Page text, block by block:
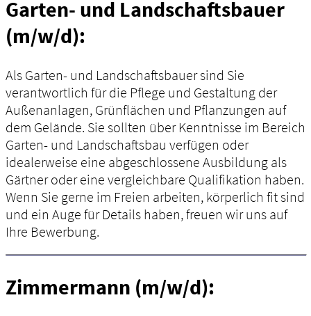
Garten- und Landschaftsbauer
(m/w/d):
Als Garten- und Landschaftsbauer sind Sie
verantwortlich für die Pflege und Gestaltung der
Außenanlagen, Grünflächen und Pflanzungen auf
dem Gelände. Sie sollten über Kenntnisse im Bereich
Garten- und Landschaftsbau verfügen oder
idealerweise eine abgeschlossene Ausbildung als
Gärtner oder eine vergleichbare Qualifikation haben.
Wenn Sie gerne im Freien arbeiten, körperlich fit sind
und ein Auge für Details haben, freuen wir uns auf
Ihre Bewerbung.
Zimmermann (m/w/d):